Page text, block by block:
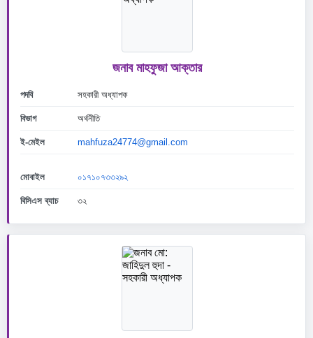
জনাব মাহফুজা আক্তার
পদবি সহকারী অধ্যাপক
বিভাগ অর্থনীতি
ই-মেইল mahfuza24774@gmail.com
মোবাইল ০১৭১০৭৩৩২৯২
বিসিএস ব্যাচ ৩২